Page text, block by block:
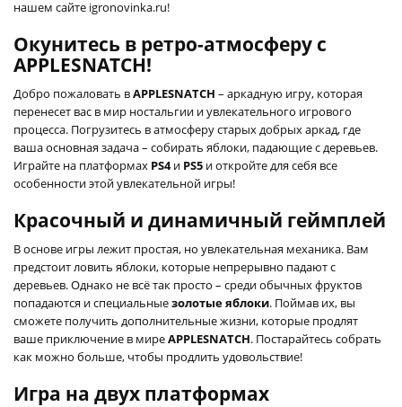
нашем сайте igronovinka.ru!
Окунитесь в ретро-атмосферу с
APPLESNATCH!
Добро пожаловать вAPPLESNATCH – аркадную игру, которая
перенесет вас в мир ностальгии и увлекательного игрового
процесса. Погрузитесь в атмосферу старых добрых аркад, где
ваша основная задача – собирать яблоки, падающие с деревьев.
Играйте на платформах PS4и PS5 и откройте для себя все
особенности этой увлекательной игры!
Красочный и динамичный геймплей
В основе игры лежит простая, но увлекательная механика. Вам
предстоит ловить яблоки, которые непрерывно падают с
деревьев. Однако не всё так просто – среди обычных фруктов
попадаются и специальныезолотые яблоки. Поймав их, вы
сможете получить дополнительные жизни, которые продлят
ваше приключение в миреAPPLESNATCH. Постарайтесь собрать
как можно больше, чтобы продлить удовольствие!
Игра на двух платформах